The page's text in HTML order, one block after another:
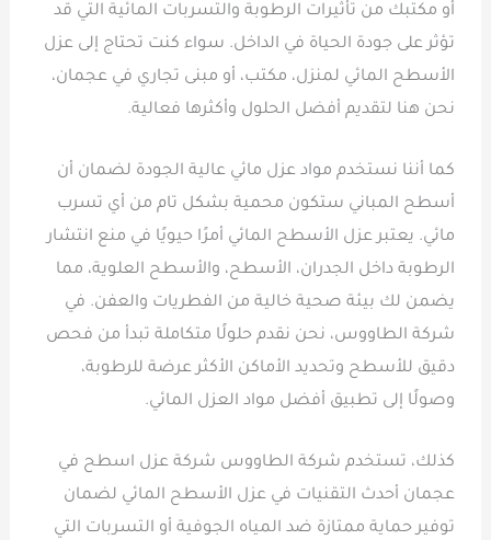
أو مكتبك من تأثيرات الرطوبة والتسربات المائية التي قد
تؤثر على جودة الحياة في الداخل. سواء كنت تحتاج إلى عزل
الأسطح المائي لمنزل، مكتب، أو مبنى تجاري في عجمان،
نحن هنا لتقديم أفضل الحلول وأكثرها فعالية.
كما أننا نستخدم مواد عزل مائي عالية الجودة لضمان أن
أسطح المباني ستكون محمية بشكل تام من أي تسرب
مائي. يعتبر عزل الأسطح المائي أمرًا حيويًا في منع انتشار
الرطوبة داخل الجدران، الأسطح، والأسطح العلوية، مما
يضمن لك بيئة صحية خالية من الفطريات والعفن. في
شركة الطاووس، نحن نقدم حلولًا متكاملة تبدأ من فحص
دقيق للأسطح وتحديد الأماكن الأكثر عرضة للرطوبة،
وصولًا إلى تطبيق أفضل مواد العزل المائي.
كذلك، تستخدم شركة الطاووس شركة عزل اسطح في
عجمان أحدث التقنيات في عزل الأسطح المائي لضمان
توفير حماية ممتازة ضد المياه الجوفية أو التسربات التي